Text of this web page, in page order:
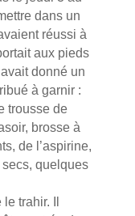
dans un
réussi à
aux pieds
donné un
à garnir :
trousse de
brosse à
de l’aspirine,
quelques
trahir. Il